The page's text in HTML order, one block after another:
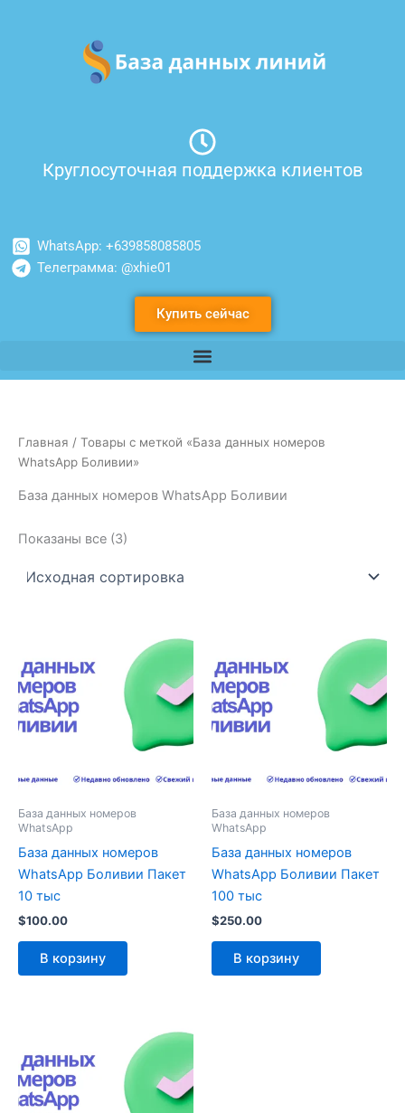
содержимому
Круглосуточная поддержка клиентов
WhatsApp: +639858085805
Телеграмма: @xhie01
Купить сейчас
Главная / Товары с меткой «База данных номеров
WhatsApp Боливии»
База данных номеров WhatsApp Боливии
Показаны все (3)
База данных номеров
WhatsApp
База данных номеров
WhatsApp Боливии Пакет
10 тыс
$100.00
В корзину
База данных номеров
WhatsApp
База данных номеров
WhatsApp Боливии Пакет
100 тыс
$250.00
В корзину